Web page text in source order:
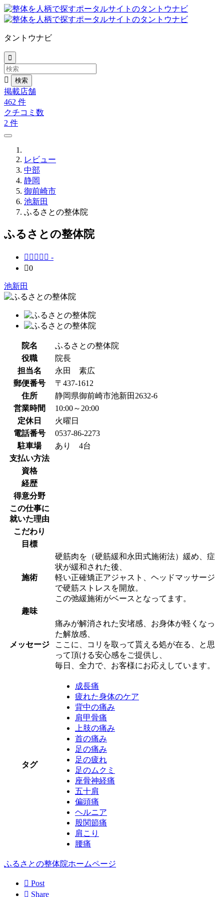
タントウナビ


掲載店舗
462 件
クチコミ数
2 件
レビュー
中部
静岡
御前崎市
池新田
ふるさとの整体院
ふるさとの整体院
     -
0
池新田
院名
ふるさとの整体院
役職
院長
担当名
永田 素広
郵便番号
〒437-1612
住所
静岡県御前崎市池新田2632-6
営業時間
10:00～20:00
定休日
火曜日
電話番号
0537-86-2273
駐車場
あり 4台
支払い方法
資格
経歴
得意分野
この仕事に
就いた理由
こだわり
目標
施術
硬筋肉を（硬筋緩和永田式施術法）緩め、症
状が緩和された後、
軽い正確矯正アジャスト、ヘッドマッサージ
で硬筋ストレスを開放。
この弛緩施術がベースとなってます。
趣味
メッセージ
痛みが解消された安堵感、お身体が軽くなっ
た解放感、
ここに、コリを取って貰える処が在る、と思
って頂ける安心感をご提供し、
毎日、全力で、お客様にお応えしています。
タグ
成長痛
疲れた身体のケア
背中の痛み
肩甲骨痛
上肢の痛み
首の痛み
足の痛み
足の疲れ
足のムクミ
座骨神経痛
五十肩
偏頭痛
ヘルニア
股関節痛
肩こり
腰痛
ふるさとの整体院ホームページ
 Post
 Share